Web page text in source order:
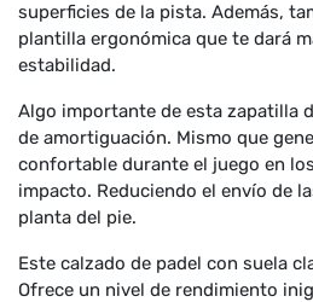
superficies de la pista. Además,
plantilla ergonómica que te dará
estabilidad.
Algo importante de esta zapatilla
de amortiguación. Mismo que
confortable durante el juego en
impacto. Reduciendo el envío de
planta del pie.
Este calzado de padel con suela
Ofrece un nivel de rendimiento